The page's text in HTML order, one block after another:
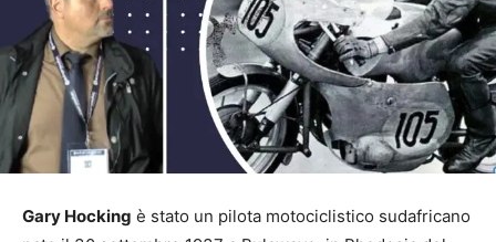
Gary Hocking è stato un pilota motociclistico sudafricano